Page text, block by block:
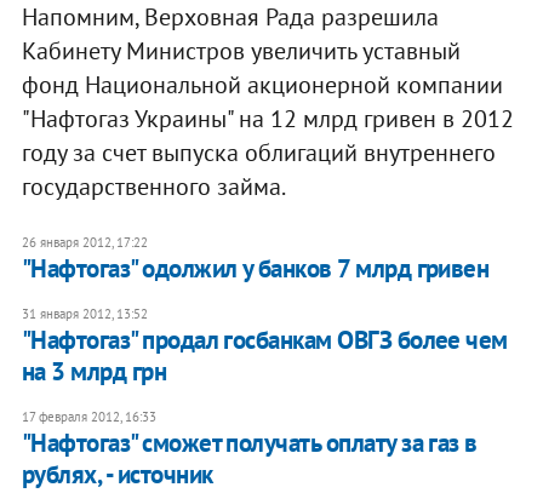
Напомним, Верховная Рада разрешила
Кабинету Министров увеличить уставный
фонд Национальной акционерной компании
"Нафтогаз Украины" на 12 млрд гривен в 2012
году за счет выпуска облигаций внутреннего
государственного займа.
26 января 2012, 17:22
"Нафтогаз" одолжил у банков 7 млрд гривен
31 января 2012, 13:52
"Нафтогаз" продал госбанкам ОВГЗ более чем
на 3 млрд грн
17 февраля 2012, 16:33
"Нафтогаз" сможет получать оплату за газ в
рублях, - источник